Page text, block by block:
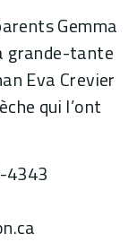
Gemma
grande-tante
Eva Crevier
qui l’ont
4343